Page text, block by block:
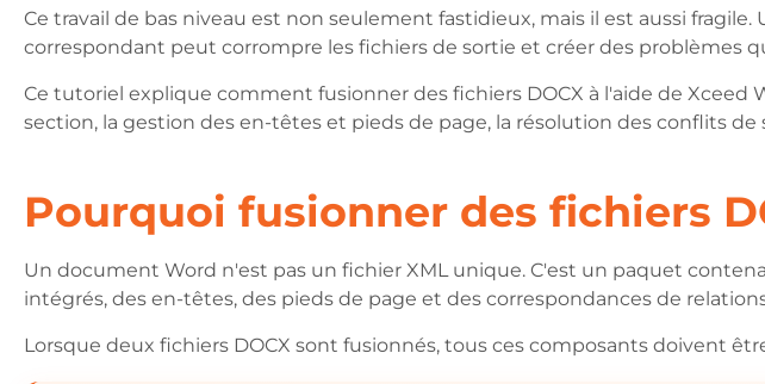
Ce travail de bas niveau est non seulement fastidieux, mais il est aussi
correspondant peut corrompre les fichiers de sortie et créer des problèmes
Ce tutoriel explique comment fusionner des fichiers DOCX à l'aide de Xceed
section, la gestion des en-têtes et pieds de page, la résolution des conflits
Pourquoi fusionner des fichiers
Un document Word n'est pas un fichier XML unique. C'est un paquet
intégrés, des en-têtes, des pieds de page et des correspondances de
Lorsque deux fichiers DOCX sont fusionnés, tous ces composants doivent